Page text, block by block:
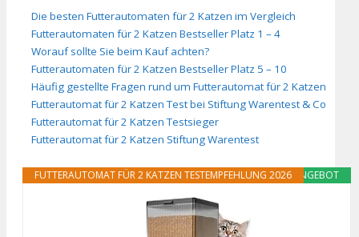
Die besten Futterautomaten für 2 Katzen im Vergleich
Futterautomaten für 2 Katzen Bestseller Platz 1 – 4
Worauf sollte Sie beim Kauf achten?
Futterautomaten für 2 Katzen Bestseller Platz 5 – 10
Häufig gestellte Fragen rund um Futterautomat für 2 Katzen
Futterautomat für 2 Katzen Test bei Stiftung Warentest & Co
Futterautomat für 2 Katzen Testsieger
Futterautomat für 2 Katzen Stiftung Warentest
ANGEBOT
FUTTERAUTOMAT FÜR 2 KATZEN TESTEMPFEHLUNG 2026